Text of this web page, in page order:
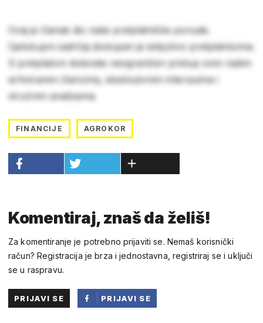
Ovaj je članak dio naše pretplatničke ponude.
Cjelokupni sadržaj dostupan je isključivo pretplatnicima.
S pretplatom dobivate neograničen pristup svim našim
arhiviranim člancima, ekskluzivnim intervjuima i
stručnim analizama.
FINANCIJE AGROKOR
Komentiraj, znaš da želiš!
Za komentiranje je potrebno prijaviti se. Nemaš korisnički
račun? Registracija je brza i jednostavna, registriraj se i uključi
se u raspravu.
PRIJAVI SE
PRIJAVI SE